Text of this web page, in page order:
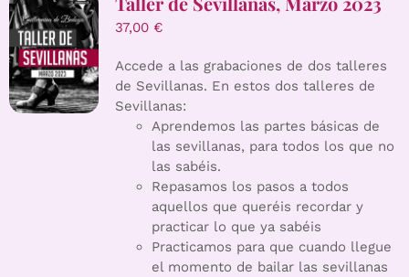
37,00 €
Accede a las grabaciones de dos talleres
de Sevillanas. En estos dos talleres de
Sevillanas:
Aprendemos las partes básicas de
las sevillanas, para todos los que no
las sabéis.
Repasamos los pasos a todos
aquellos que queréis recordar y
practicar lo que ya sabéis
Practicamos para que cuando llegue
el momento de bailar las sevillanas